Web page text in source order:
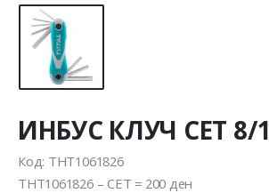
ИНБУС КЛУЧ СЕТ 8/1
Код: THT1061826
THT1061826 – СЕТ = 200 ден